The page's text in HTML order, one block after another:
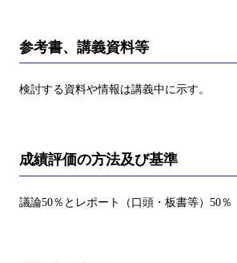
参考書、講義資料等
検討する資料や情報は講義中に示す。
成績評価の方法及び基準
議論50％とレポート（口頭・板書等）50％